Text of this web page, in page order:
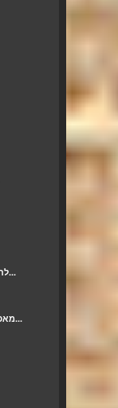
(לחם שכבות עם פסטו וזיתים לכבוד...
מאפינס שוקולד טבעוני מושלמים ולא...